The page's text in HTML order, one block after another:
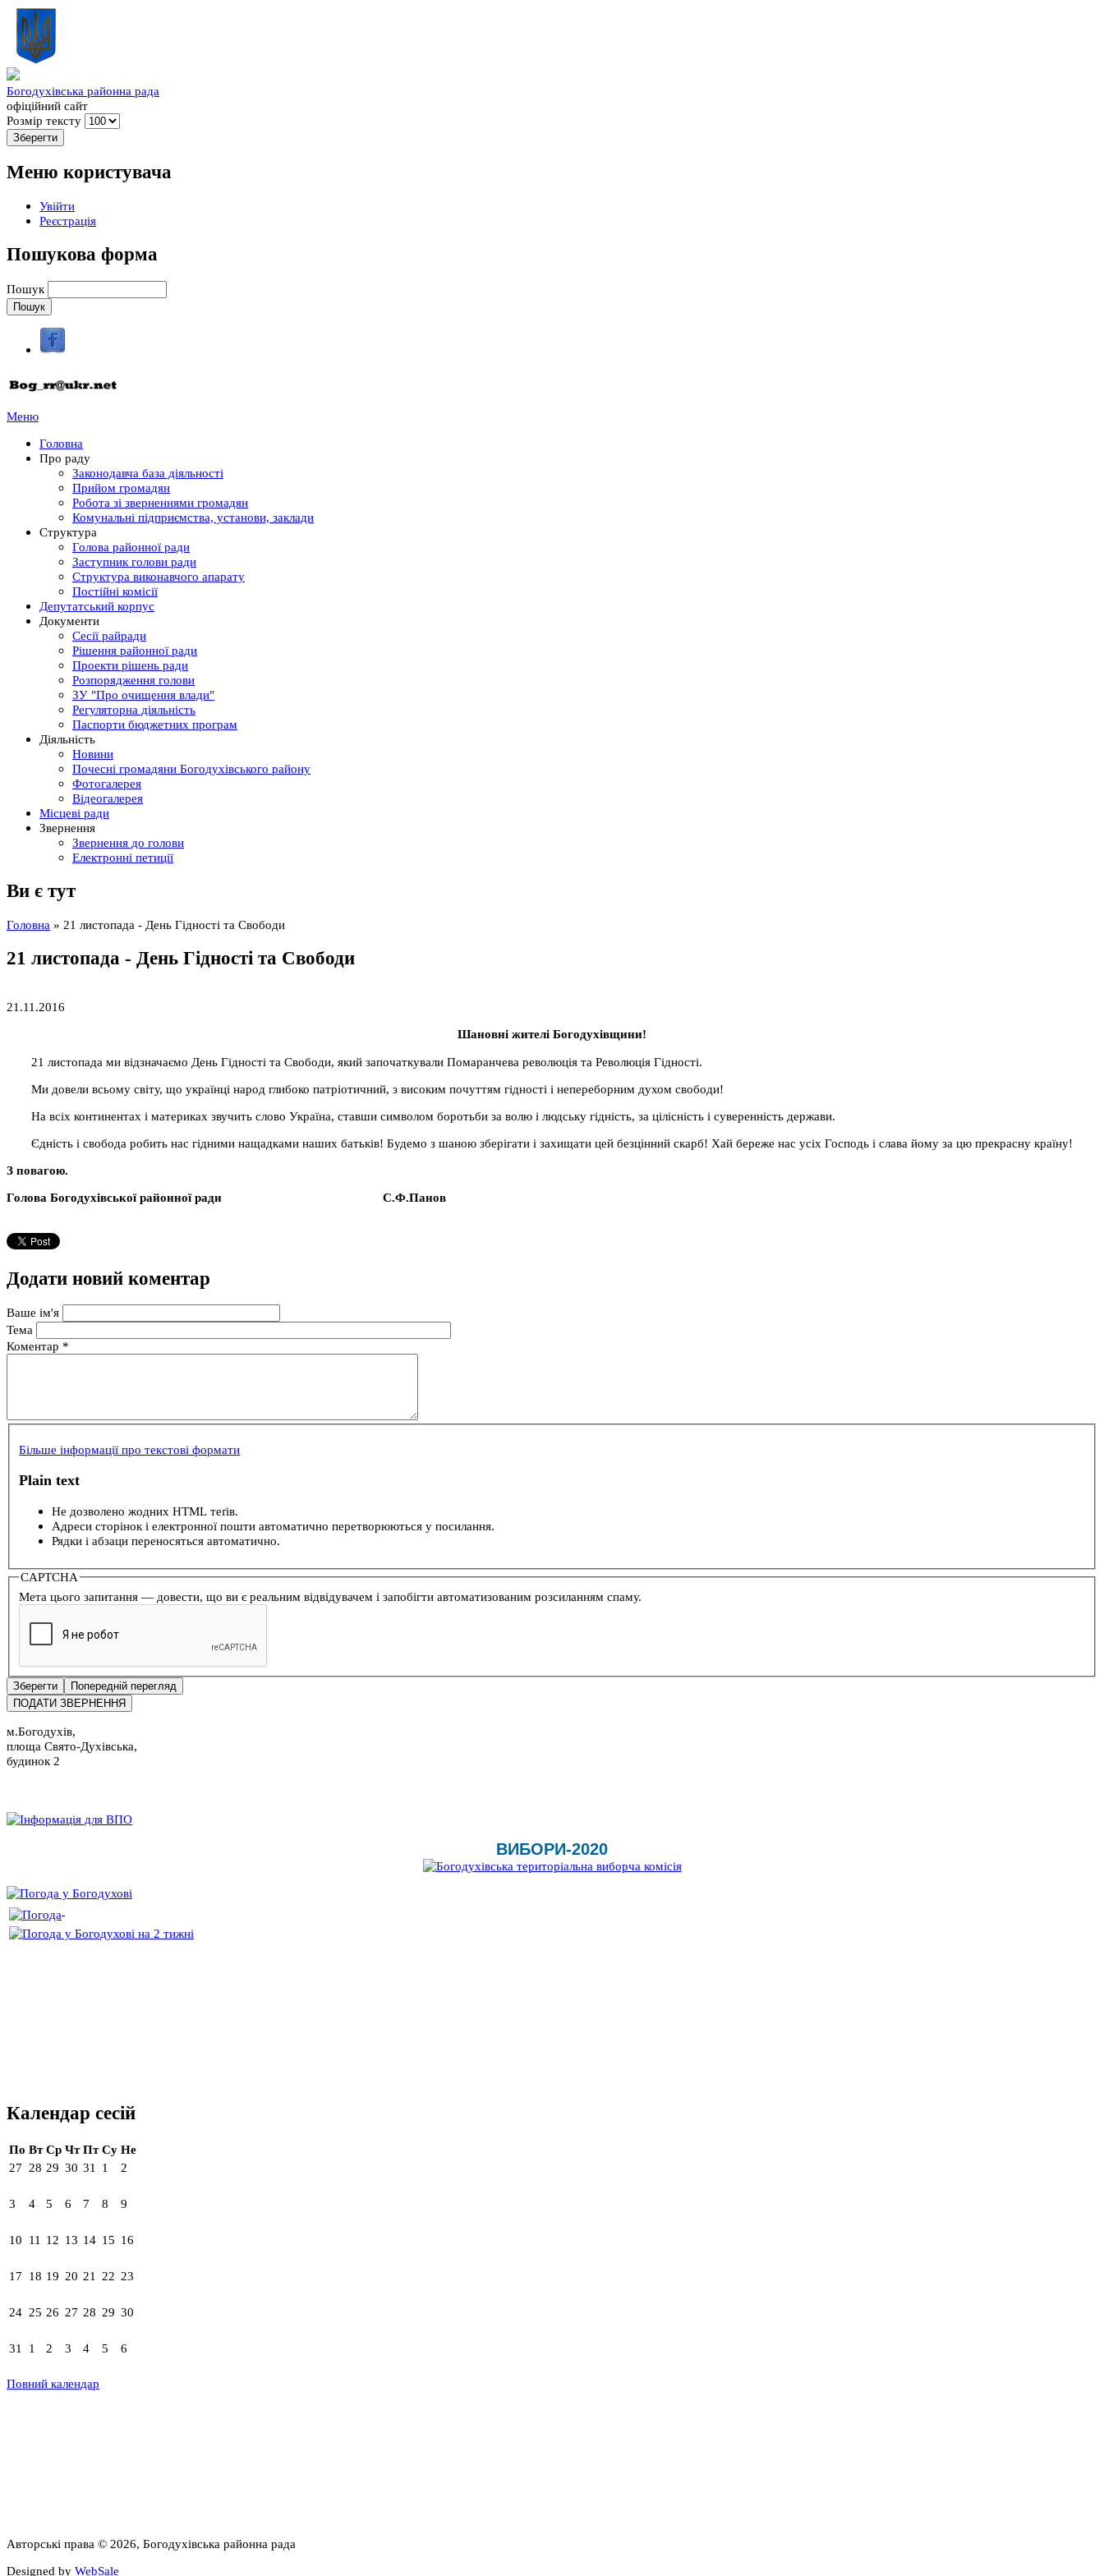
Богодухівська районна рада
офіційний сайт
Розмір тексту
Меню користувача
Увійти
Реєстрація
Пошукова форма
Пошук
Меню
Головна
Про раду
Законодавча база діяльності
Прийом громадян
Робота зі зверненнями громадян
Комунальні підприємства, установи, заклади
Структура
Голова районної ради
Заступник голови ради
Структура виконавчого апарату
Постійні комісії
Депутатський корпус
Документи
Сесії райради
Рішення районної ради
Проекти рішень ради
Розпорядження голови
ЗУ "Про очищення влади"
Регуляторна діяльність
Паспорти бюджетних програм
Діяльність
Новини
Почесні громадяни Богодухівського району
Фотогалерея
Відеогалерея
Місцеві ради
Звернення
Звернення до голови
Електронні петиції
Ви є тут
Головна » 21 листопада - День Гідності та Свободи
21 листопада - День Гідності та Свободи
21.11.2016
Шановні жителі Богодухівщини!
21 листопада ми відзначаємо День Гідності та Свободи, який започаткували Помаранчева революція та Революція Гідності.
Ми довели всьому світу, що українці народ глибоко патріотичний, з високим почуттям гідності і непереборним духом свободи!
На всіх континентах і материках звучить слово Україна, ставши символом боротьби за волю і людську гідність, за цілісність і суверенність держави.
Єдність і свобода робить нас гідними нащадками наших батьків! Будемо з шаною зберігати і захищати цей безцінний скарб! Хай береже нас усіх Господь і слава йому за цю прекрасну країну!
З повагою.
Голова Богодухівської районної ради С.Ф.Панов
Додати новий коментар
Ваше ім'я
Тема
Коментар *
Більше інформації про текстові формати
Plain text
Не дозволено жодних HTML теґів.
Адреси сторінок і електронної пошти автоматично перетворюються у посилання.
Рядки і абзаци переносяться автоматично.
CAPTCHA
Мета цього запитання — довести, що ви є реальним відвідувачем і запобігти автоматизованим розсиланням спаму.
м.Богодухів,
площа Свято-Духівська,
будинок 2
ВИБОРИ-2020
Календар сесій
По Вт Ср Чт Пт Су Не
27 28 29 30 31 1 2
3 4 5 6 7 8 9
10 11 12 13 14 15 16
17 18 19 20 21 22 23
24 25 26 27 28 29 30
31 1 2 3 4 5 6
Повний календар
Авторські права © 2026, Богодухівська районна рада
Designed by WebSale